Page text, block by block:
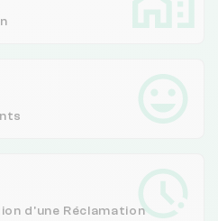
d'une Réclamation